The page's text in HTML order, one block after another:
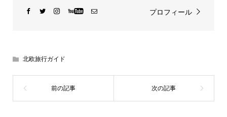
プロフィール
北欧旅行ガイド